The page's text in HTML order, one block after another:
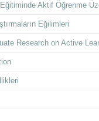
Aktif Öğrenme
Eğilimleri
Research on Active